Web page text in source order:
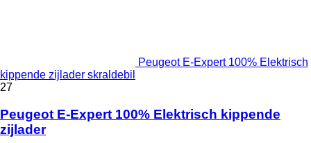
Peugeot E-Expert 100% Elektrisch
kippende zijlader skraldebil
27
Peugeot E-Expert 100% Elektrisch kippende
zijlader